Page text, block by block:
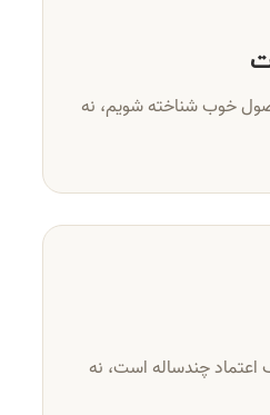
خوب شناخته شویم، نه
چندساله است، نه